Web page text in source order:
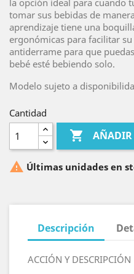
tomar sus bebidas de
aprendizaje tiene una
ergonómicas para facilitar
antiderrame para que
bebé esté bebiendo solo.
Modelo sujeto a
Cantidad
 AÑADIR
 Últimas unidades en
Descripción
ACCIÓN Y DESCRIPCIÓN